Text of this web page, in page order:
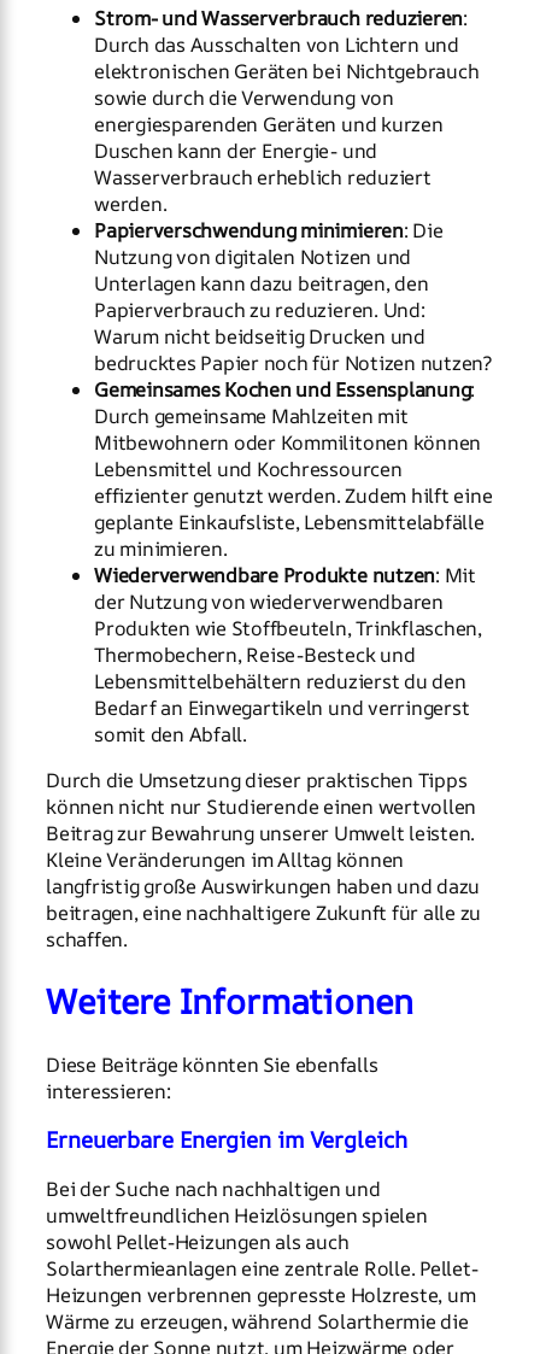
Strom- und Wasserverbrauch reduzieren:
Durch das Ausschalten von Lichtern und
elektronischen Geräten bei Nichtgebrauch
sowie durch die Verwendung von
energiesparenden Geräten und kurzen
Duschen kann der Energie- und
Wasserverbrauch erheblich reduziert
werden.
Papierverschwendung minimieren: Die
Nutzung von digitalen Notizen und
Unterlagen kann dazu beitragen, den
Papierverbrauch zu reduzieren. Und:
Warum nicht beidseitig Drucken und
bedrucktes Papier noch für Notizen nutzen?
Gemeinsames Kochen und Essensplanung:
Durch gemeinsame Mahlzeiten mit
Mitbewohnern oder Kommilitonen können
Lebensmittel und Kochressourcen
effizienter genutzt werden. Zudem hilft eine
geplante Einkaufsliste, Lebensmittelabfälle
zu minimieren.
Wiederverwendbare Produkte nutzen: Mit
der Nutzung von wiederverwendbaren
Produkten wie Stoffbeuteln, Trinkflaschen,
Thermobechern, Reise-Besteck und
Lebensmittelbehältern reduzierst du den
Bedarf an Einwegartikeln und verringerst
somit den Abfall.
Durch die Umsetzung dieser praktischen Tipps
können nicht nur Studierende einen wertvollen
Beitrag zur Bewahrung unserer Umwelt leisten.
Kleine Veränderungen im Alltag können
langfristig große Auswirkungen haben und dazu
beitragen, eine nachhaltigere Zukunft für alle zu
schaffen.
Weitere Informationen
Diese Beiträge könnten Sie ebenfalls
interessieren:
Erneuerbare Energien im Vergleich
Bei der Suche nach nachhaltigen und
umweltfreundlichen Heizlösungen spielen
sowohl Pellet-Heizungen als auch
Solarthermieanlagen eine zentrale Rolle. Pellet-
Heizungen verbrennen gepresste Holzreste, um
Wärme zu erzeugen, während Solarthermie die
Energie der Sonne nutzt, um Heizwärme oder